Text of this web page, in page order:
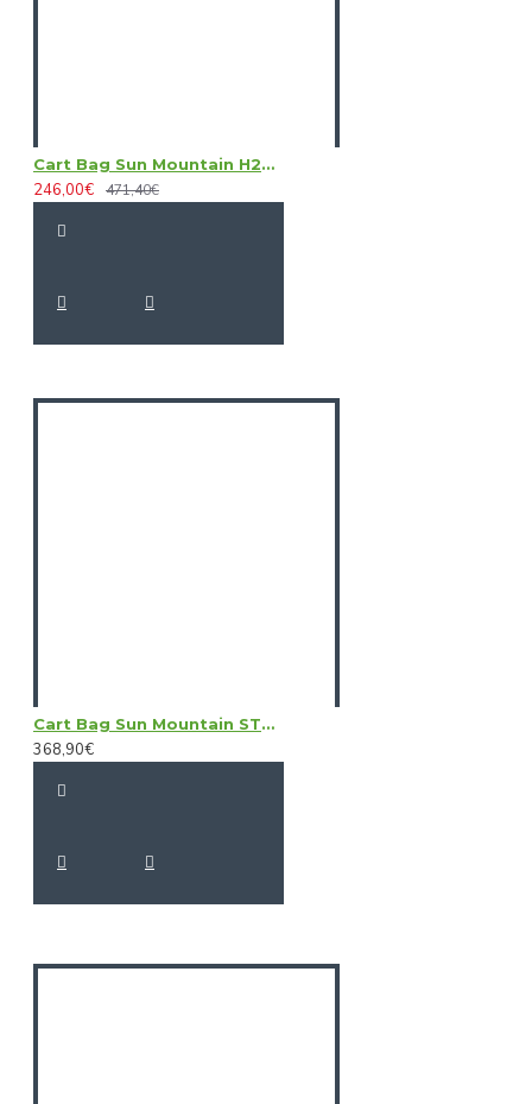
Cart Bag Sun Mountain H2NO Lite
246,00€ 471,40€
Cart Bag Sun Mountain STELLAR EWP
368,90€